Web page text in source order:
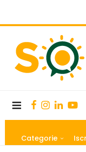
Categorie